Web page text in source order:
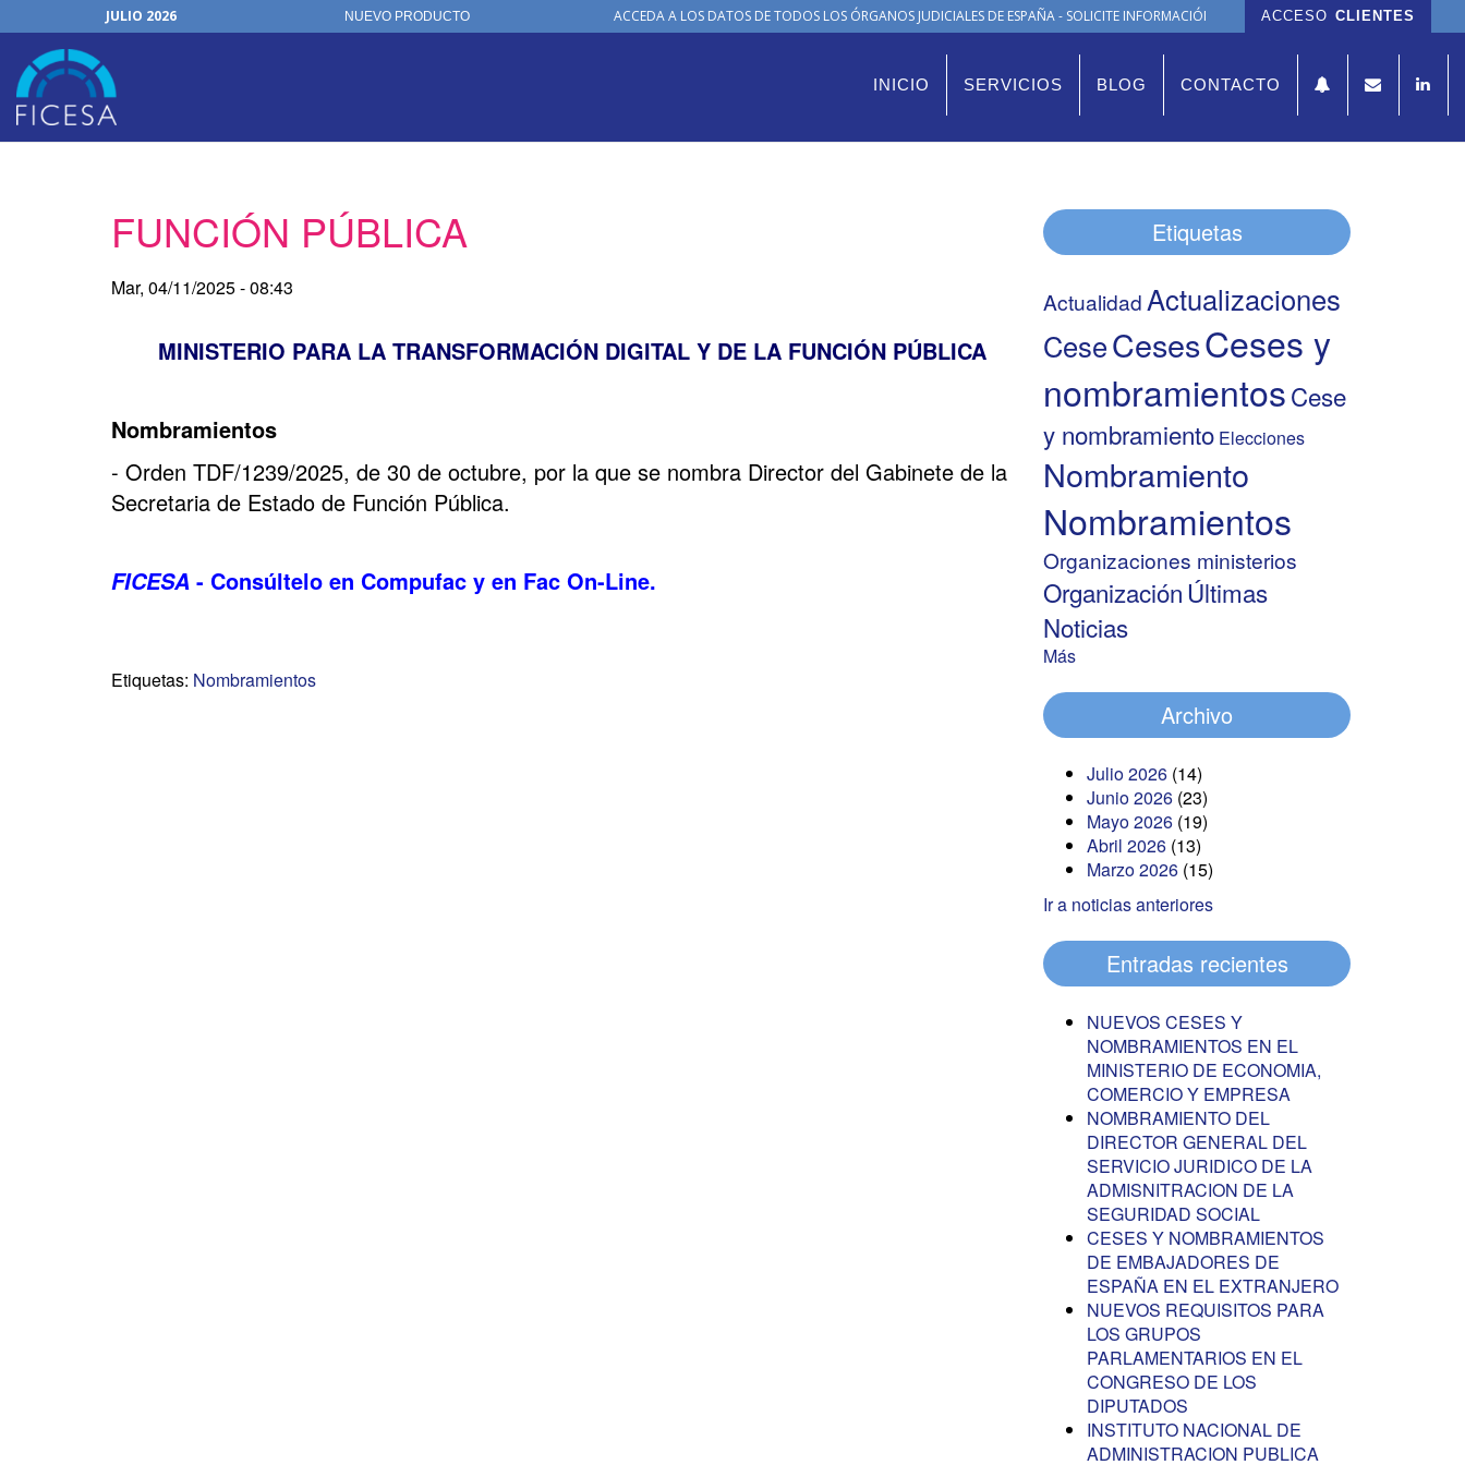
JULIO 2026
Junio, 2026
30 de junio de 2026
NUEVO PRODUCTO
Organización
ACCEDA A LOS DATOS DE TODOS LOS ÓRGANOS JUDICIALES DE ESPAÑA - SOLICITE INFORMACIÓN ACCESO CLIENTES
INICIO SERVICIOS BLOG CONTACTO
FUNCIÓN PÚBLICA
Mar, 04/11/2025 - 08:43
MINISTERIO PARA LA TRANSFORMACIÓN DIGITAL Y DE LA FUNCIÓN PÚBLICA
Nombramientos
- Orden TDF/1239/2025, de 30 de octubre, por la que se nombra Director del Gabinete de la
Secretaria de Estado de Función Pública.
FICESA - Consúltelo en Compufac y en Fac On-Line.
Etiquetas: Nombramientos
Etiquetas
Actualidad Actualizaciones
CeseCesesCeses y
nombramientosCese
y nombramiento Elecciones
Nombramiento
Nombramientos
Organizaciones ministerios
OrganizaciónÚltimas
Noticias
Más
Archivo
Julio 2026 (14)
Junio 2026 (23)
Mayo 2026 (19)
Abril 2026 (13)
Marzo 2026 (15)
Ir a noticias anteriores
Entradas recientes
NUEVOS CESES Y
NOMBRAMIENTOS EN EL
MINISTERIO DE ECONOMIA,
COMERCIO Y EMPRESA
NOMBRAMIENTO DEL
DIRECTOR GENERAL DEL
SERVICIO JURIDICO DE LA
ADMISNITRACION DE LA
SEGURIDAD SOCIAL
CESES Y NOMBRAMIENTOS
DE EMBAJADORES DE
ESPAÑA EN EL EXTRANJERO
NUEVOS REQUISITOS PARA
LOS GRUPOS
PARLAMENTARIOS EN EL
CONGRESO DE LOS
DIPUTADOS
INSTITUTO NACIONAL DE
ADMINISTRACION PUBLICA